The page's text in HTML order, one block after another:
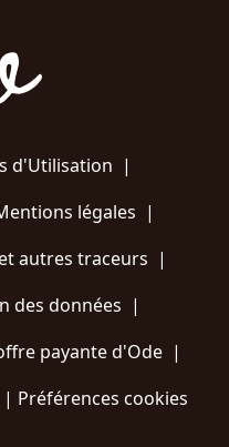
d'Utilisation |
légales |
autres traceurs |
des données |
payante d'Ode |
| Préférences cookies